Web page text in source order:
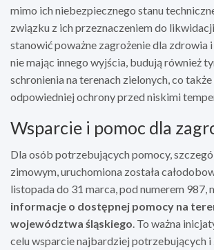
mimo ich niebezpiecznego stanu
związku z ich przeznaczeniem do
stanowić poważne zagrożenie dla zdrowia
nie mając innego wyjścia, budują również
schronienia na terenach zielonych, co
odpowiedniej ochrony przed niskimi
Wsparcie i pomoc dla
Dla osób potrzebujących pomocy,
zimowym, uruchomiona została
listopada do 31 marca, pod numerem 987,
informacje o dostępnej pomocy na
województwa śląskiego. To ważna
celu wsparcie najbardziej potrzebujących i